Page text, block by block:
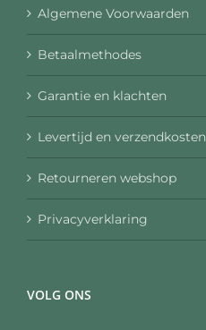
Algemene Voorwaarden
Betaalmethodes
Garantie en klachten
Levertijd en verzendkosten
Retourneren webshop
Privacyverklaring
VOLG ONS